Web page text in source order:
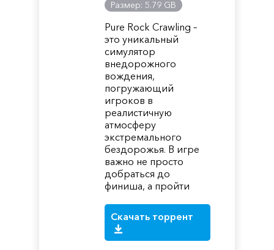
Размер: 5.79 GB
Pure Rock Crawling –
это уникальный
симулятор
внедорожного
вождения,
погружающий
игроков в
реалистичную
атмосферу
экстремального
бездорожья. В игре
важно не просто
добраться до
финиша, а пройти
Скачать торрент